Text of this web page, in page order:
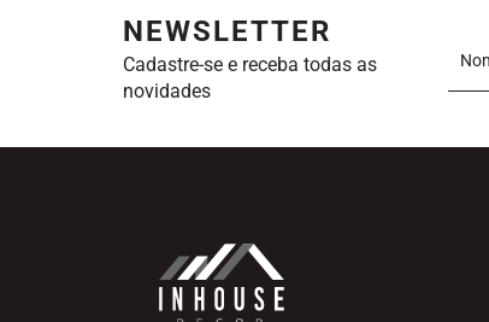
NEWSLETTER
Cadastre-se e receba todas as
novidades